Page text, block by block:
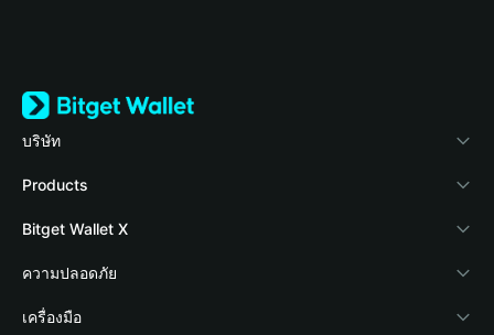
บริษัท
เกี่ยวกับ Bitget Wallet
Blog
Academy
ข่าวสารด้านคริปโต
Products
Crypto Card
Stablecoin Earn
Payfi Crypto
Bitget Wallet X
นักพัฒนา
เชื่อมต่อ Wallet
ความปลอดภัย
Protection Fund
เครื่องมือ